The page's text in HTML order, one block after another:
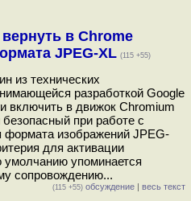
в Chrome
JPEG-XL (115 +55)
из технических
разработкой Google
включить в движок Chromium
при работе с
изображений JPEG-
для активации
упоминается
сопровождению...
(115 +55) обсуждение | весь текст